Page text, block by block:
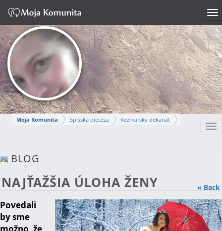
Moja Komunita Spišská diecéza
Kežmarský dekanát
ANNA
BLOG
« Back
NAJŤAŽŠIA ÚLOHA ŽENY
Povedali
by sme
možno, že